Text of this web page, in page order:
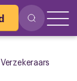
Verzekeraars